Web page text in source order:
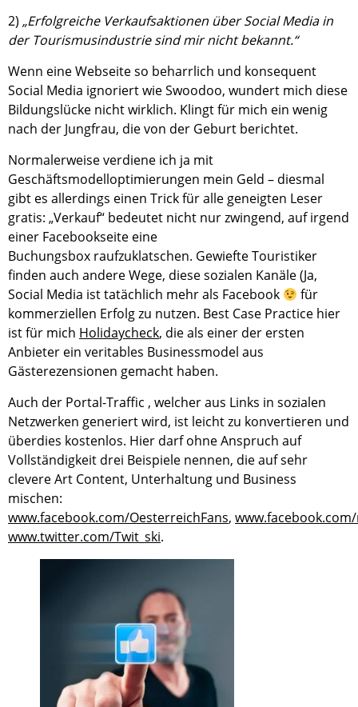
2) „Erfolgreiche Verkaufsaktionen über Social Media in
der Tourismusindustrie sind mir nicht bekannt.“
Wenn eine Webseite so beharrlich und konsequent
Social Media ignoriert wie Swoodoo, wundert mich diese
Bildungslücke nicht wirklich. Klingt für mich ein wenig
nach der Jungfrau, die von der Geburt berichtet.
Normalerweise verdiene ich ja mit
Geschäftsmodelloptimierungen mein Geld – diesmal
gibt es allerdings einen Trick für alle geneigten Leser
gratis: „Verkauf“ bedeutet nicht nur zwingend, auf irgend
einer Facebookseite eine
Buchungsbox raufzuklatschen. Gewiefte Touristiker
finden auch andere Wege, diese sozialen Kanäle (Ja,
Social Media ist tatächlich mehr als Facebook
für
kommerziellen Erfolg zu nutzen. Best Case Practice hier
ist für mich Holidaycheck, die als einer der ersten
Anbieter ein veritables Businessmodel aus
Gästerezensionen gemacht haben.
Auch der Portal-Traffic , welcher aus Links in sozialen
Netzwerken generiert wird, ist leicht zu konvertieren und
überdies kostenlos. Hier darf ohne Anspruch auf
Vollständigkeit drei Beispiele nennen, die auf sehr
clevere Art Content, Unterhaltung und Business
mischen:
www.facebook.com/OesterreichFans,
www.twitter.com/Twit_ski.